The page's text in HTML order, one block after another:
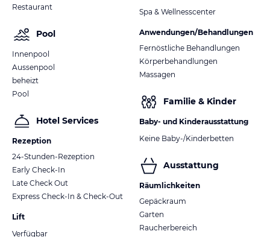
Restaurant
Pool
Innenpool
Aussenpool
beheizt
Pool
Hotel Services
Rezeption
24-Stunden-Rezeption
Early Check-In
Late Check Out
Express Check-In & Check-Out
Lift
Verfügbar
Spa & Wellnesscenter
Anwendungen/Behandlungen
Fernöstliche Behandlungen
Körperbehandlungen
Massagen
Familie & Kinder
Baby- und Kinderausstattung
Keine Baby-/Kinderbetten
Ausstattung
Räumlichkeiten
Gepäckraum
Garten
Raucherbereich